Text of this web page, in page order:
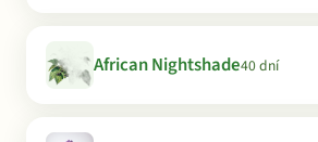
African Nightshade40 dní